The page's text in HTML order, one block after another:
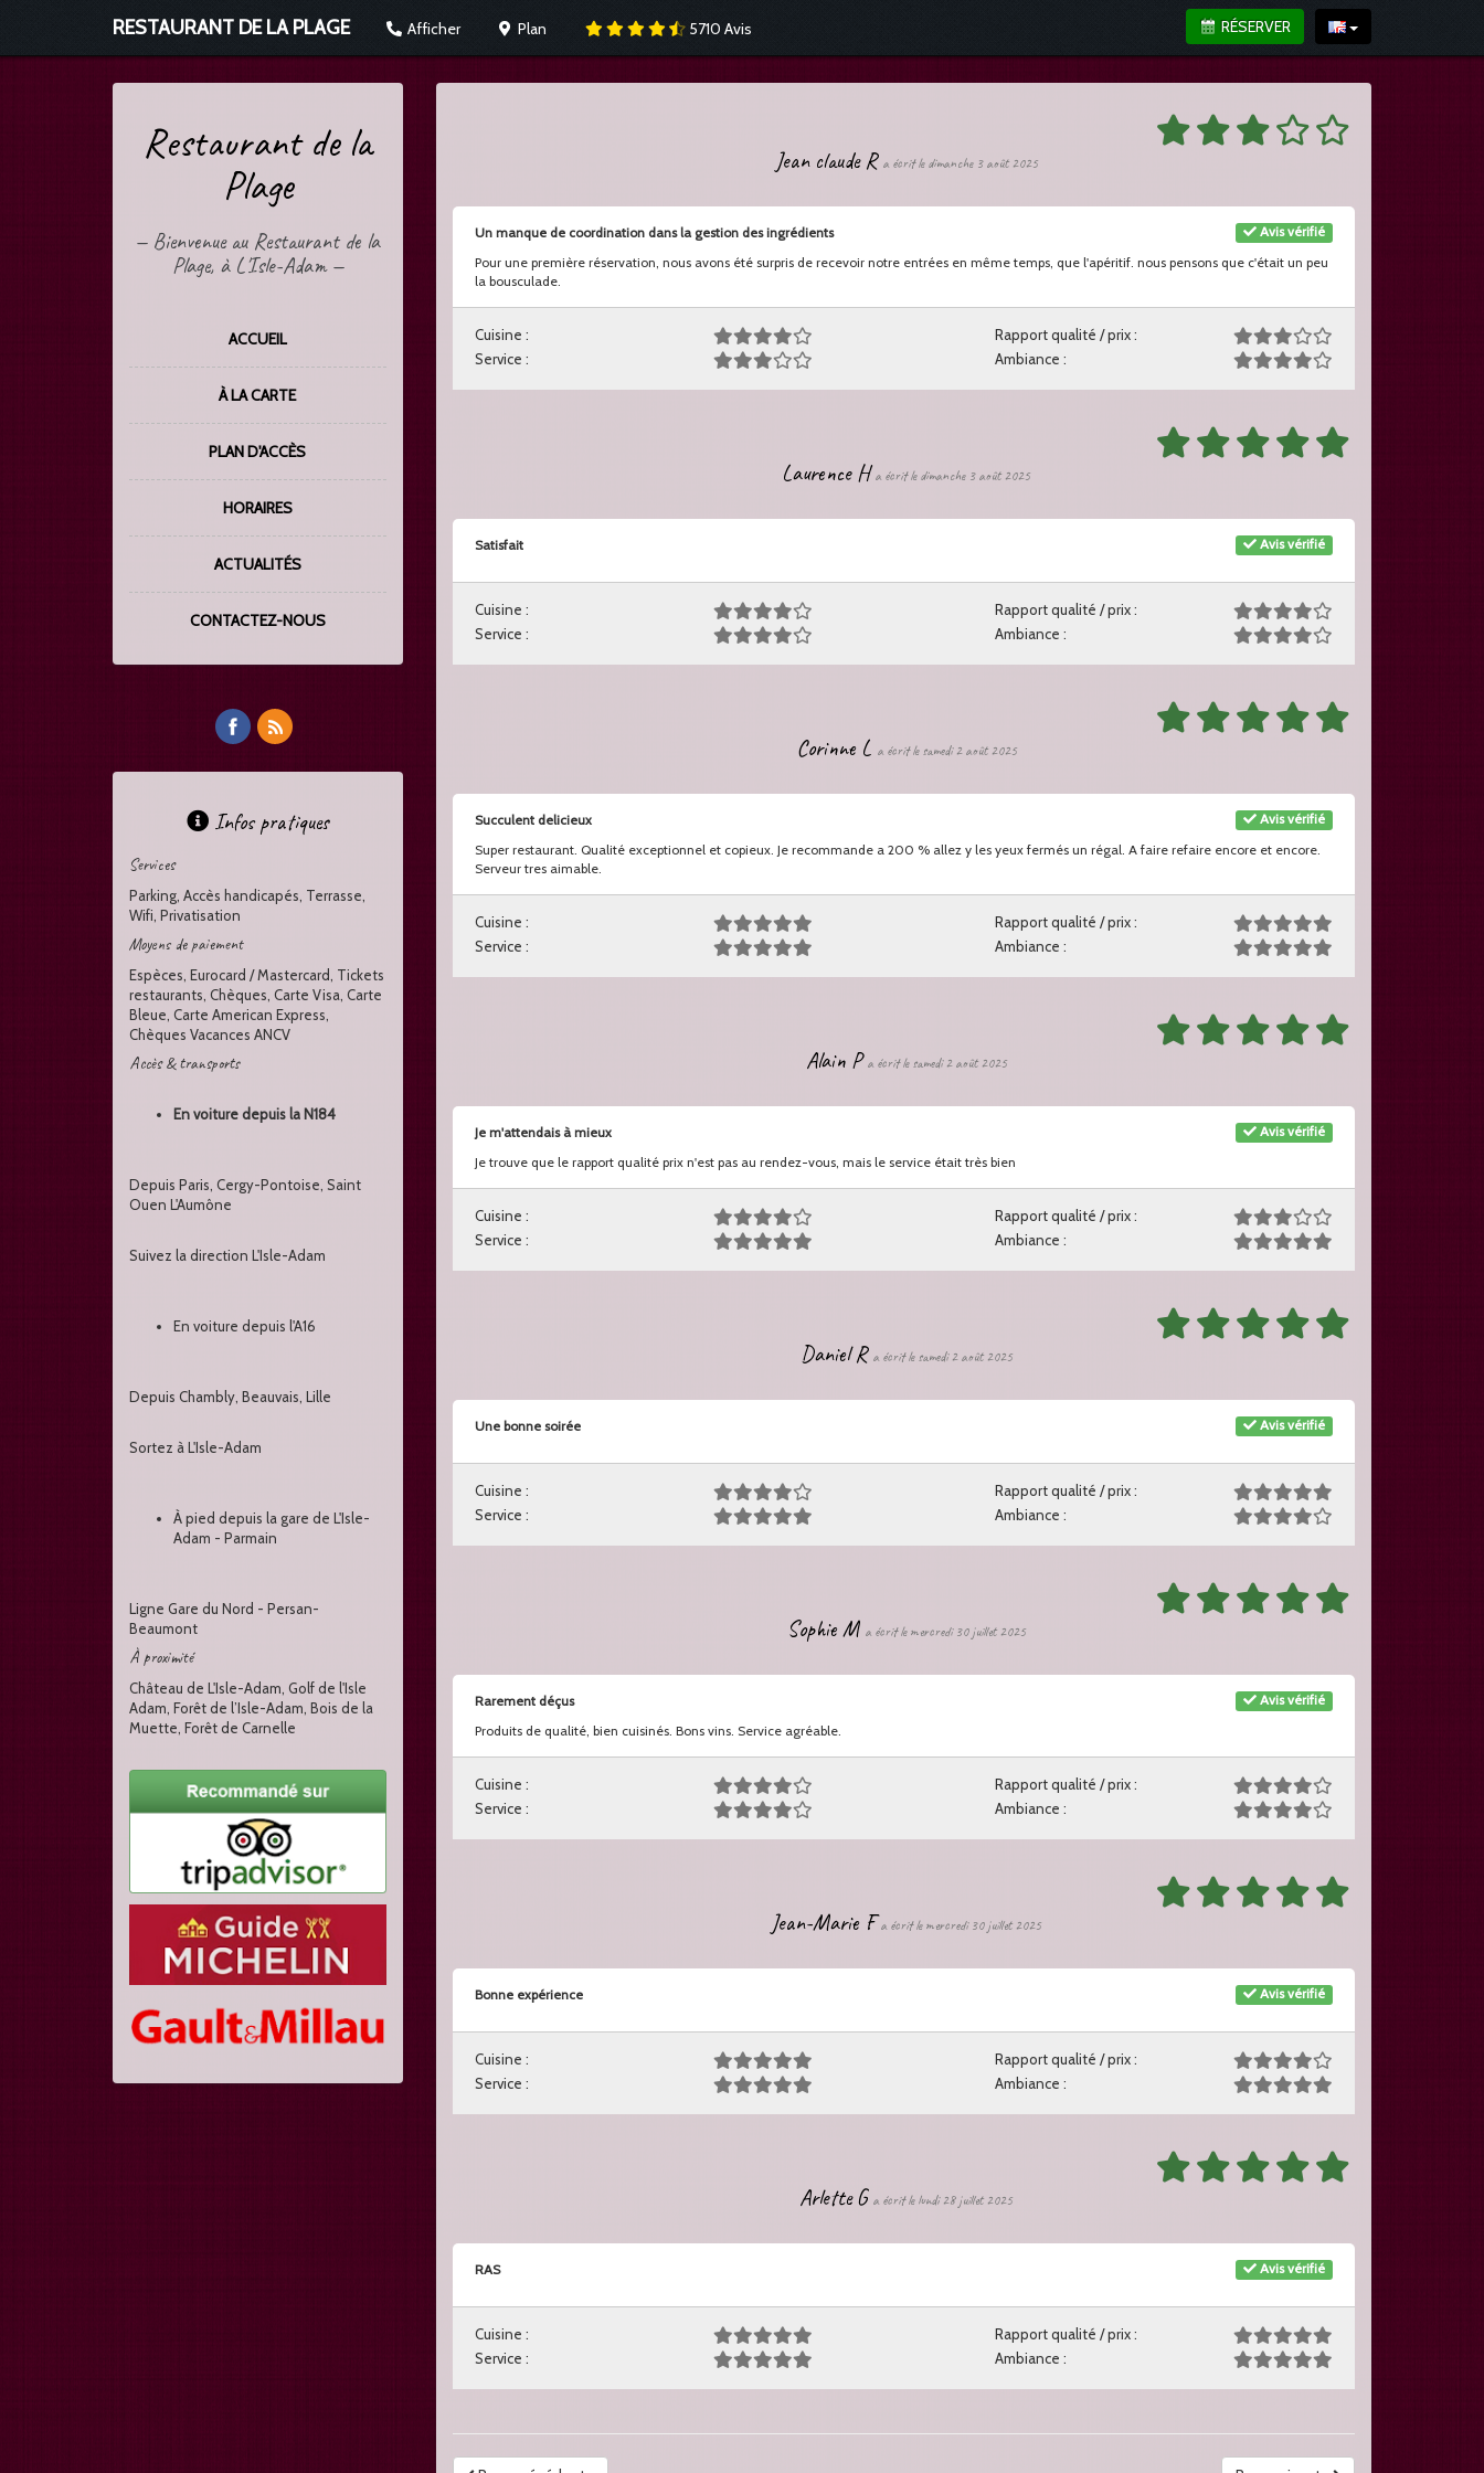
RÉSERVER
RESTAURANT DE LA PLAGE Afficher Plan 5710 Avis
Restaurant de la
Plage
—Bienvenue au Restaurant de la
Plage, à L'Isle-Adam —
ACCUEIL
À LA CARTE
PLAN D'ACCÈS
HORAIRES
ACTUALITÉS
CONTACTEZ-NOUS
Infos pratiques
Services
Parking, Accès handicapés, Terrasse,
Wifi, Privatisation
Moyens de paiement
Espèces, Eurocard / Mastercard, Tickets
restaurants, Chèques, Carte Visa, Carte
Bleue, Carte American Express,
Chèques Vacances ANCV
Accès & transports
En voiture depuis la N184
Depuis Paris, Cergy-Pontoise, Saint
Ouen L'Aumône
Suivez la direction L'Isle-Adam
En voiture depuis l'A16
Depuis Chambly, Beauvais, Lille
Sortez à L'Isle-Adam
À pied depuis la gare de L'Isle-
Adam - Parmain
Ligne Gare du Nord - Persan-
Beaumont
À proximité
Château de L'Isle-Adam, Golf de l'Isle
Adam, Forêt de l’Isle-Adam, Bois de la
Muette, Forêt de Carnelle
Jean claude R a écrit le dimanche 3 août 2025
Avis vérifié
Un manque de coordination dans la gestion des ingrédients
Pour une première réservation, nous avons été surpris de recevoir notre entrées en même temps, que l'apéritif. nous pensons que c'était un peu
la bousculade.
Cuisine :
Rapport qualité / prix :
Service :
Ambiance :
Laurence H a écrit le dimanche 3 août 2025
Avis vérifié
Satisfait
Cuisine :
Rapport qualité / prix :
Service :
Ambiance :
Corinne L a écrit le samedi 2 août 2025
Avis vérifié
Succulent delicieux
Super restaurant. Qualité exceptionnel et copieux. Je recommande a 200 % allez y les yeux fermés un régal. A faire refaire encore et encore.
Serveur tres aimable.
Cuisine :
Rapport qualité / prix :
Service :
Ambiance :
Alain P a écrit le samedi 2 août 2025
Avis vérifié
Je m'attendais à mieux
Je trouve que le rapport qualité prix n'est pas au rendez-vous, mais le service était très bien
Cuisine :
Rapport qualité / prix :
Service :
Ambiance :
Daniel R a écrit le samedi 2 août 2025
Avis vérifié
Une bonne soirée
Cuisine :
Rapport qualité / prix :
Service :
Ambiance :
Sophie M a écrit le mercredi 30 juillet 2025
Avis vérifié
Rarement déçus
Produits de qualité, bien cuisinés. Bons vins. Service agréable.
Cuisine :
Rapport qualité / prix :
Service :
Ambiance :
Jean-Marie F a écrit le mercredi 30 juillet 2025
Avis vérifié
Bonne expérience
Cuisine :
Rapport qualité / prix :
Service :
Ambiance :
Arlette G a écrit le lundi 28 juillet 2025
Avis vérifié
RAS
Cuisine :
Rapport qualité / prix :
Service :
Ambiance :